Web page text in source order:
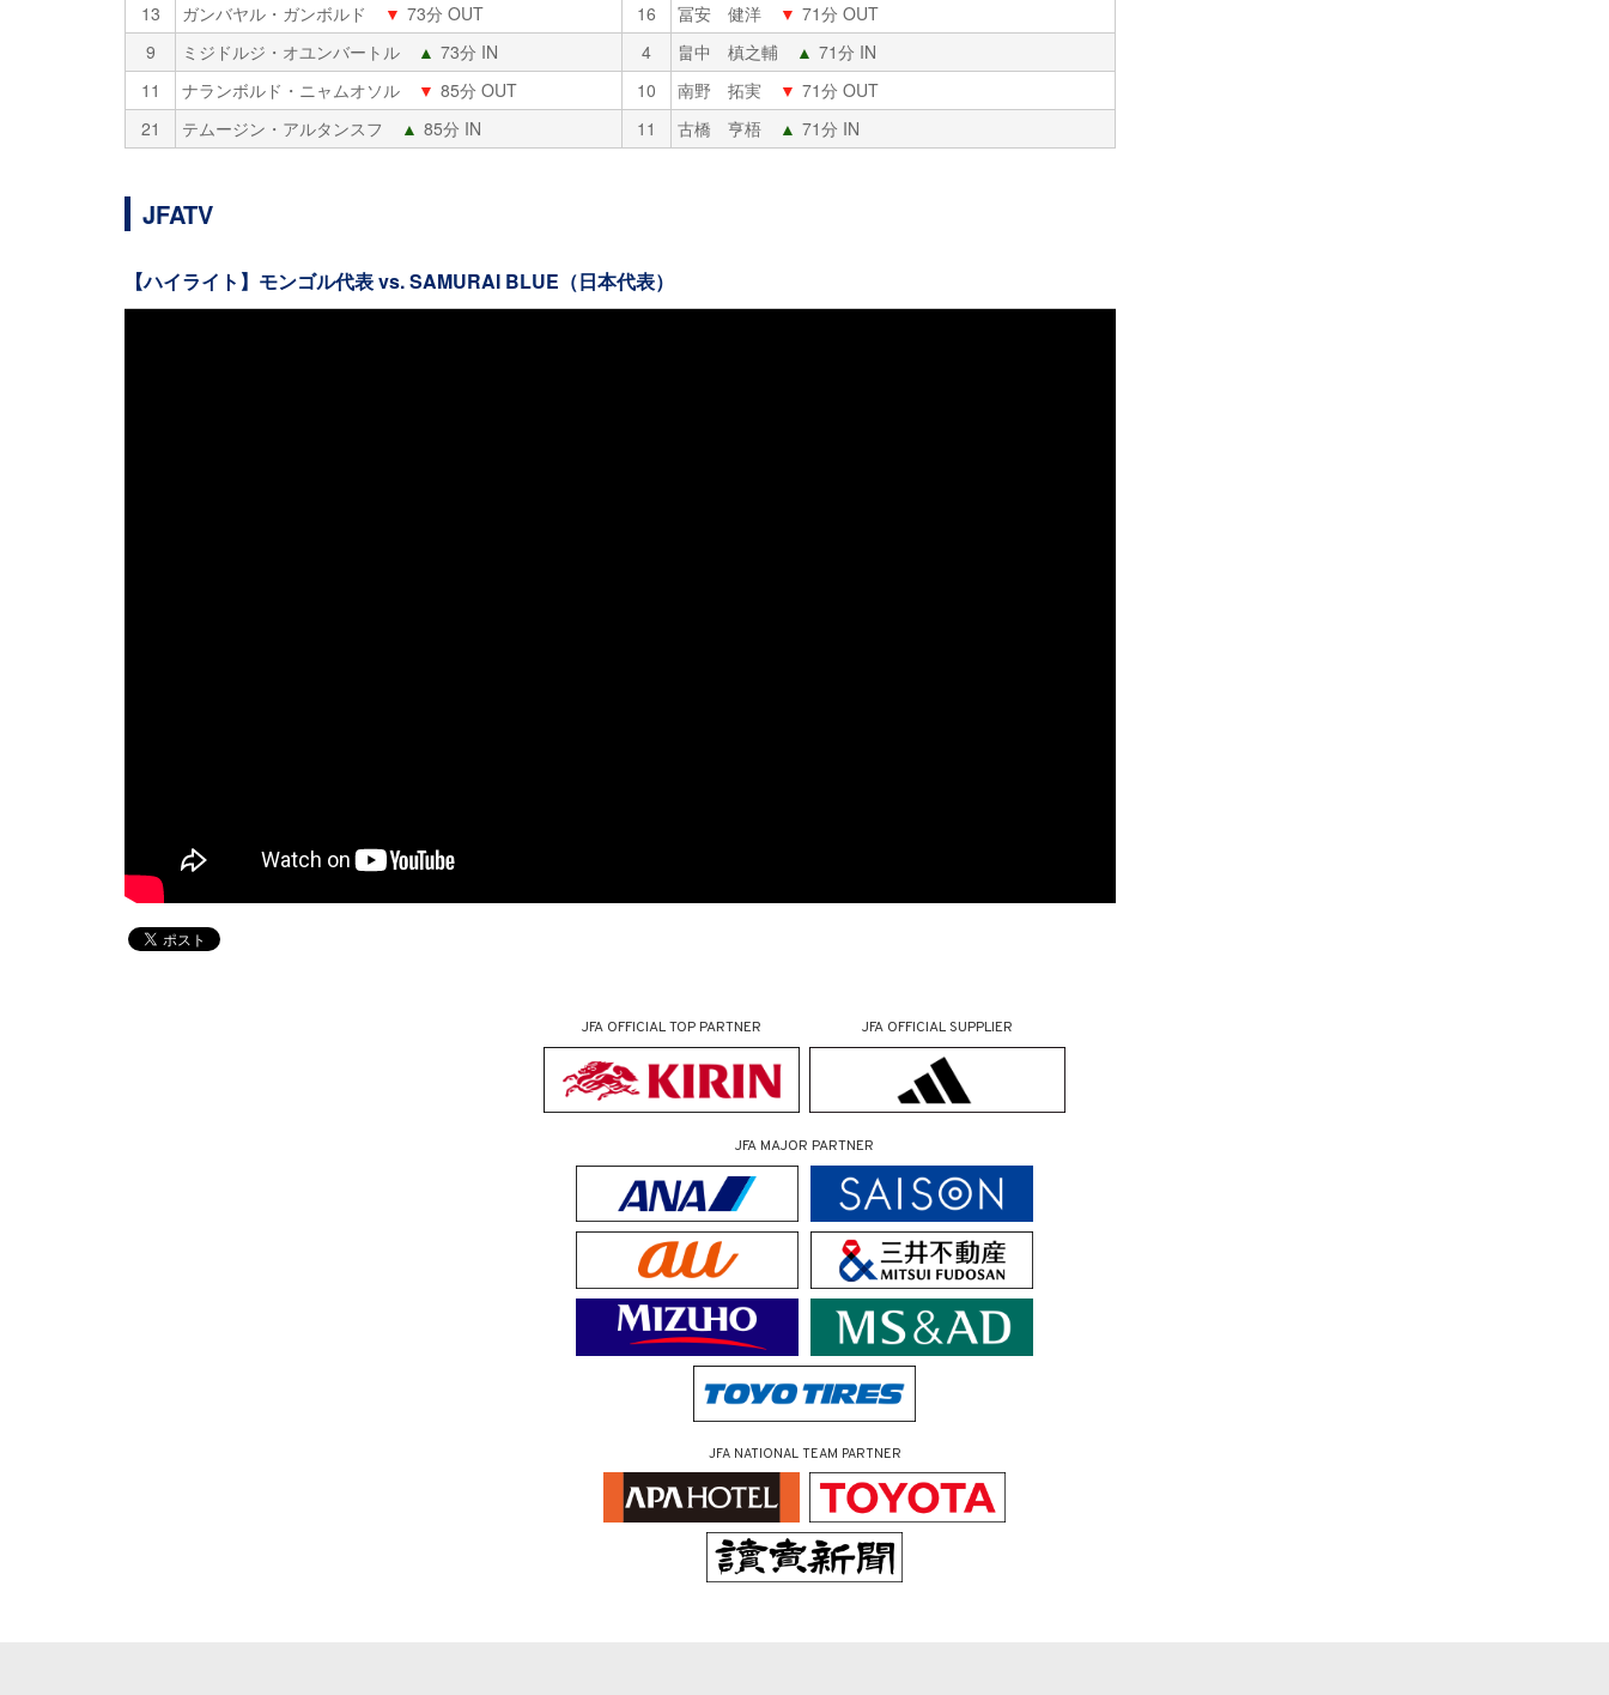
13
ガンバヤル・ガンボルド ▼ 73分 OUT 16 冨安 健洋 ▼ 71分 OUT
9
ミジドルジ・オユンバートル ▲ 73分 IN 4 畠中 槙之輔 ▲ 71分 IN
11
ナランボルド・ニャムオソル ▼ 85分 OUT 10 南野 拓実 ▼ 71分 OUT
21
テムージン・アルタンスフ ▲ 85分 IN 11 古橋 亨梧 ▲ 71分 IN
JFATV
【ハイライト】モンゴル代表 vs. SAMURAI BLUE（日本代表）
JFA OFFICIALTOP PARTNER JFA OFFICIALSUPPLIER
JFA MAJOR PARTNER
JFA NATIONAL TEAM PARTNER